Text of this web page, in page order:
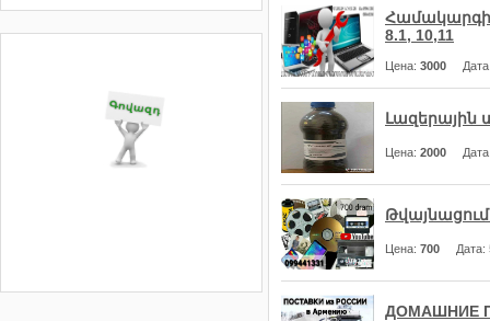
8.1, 10,11
Цена: 3000 Дата
Լազերային
Цена: 2000 Дата
Цена: 700 Дата:
ДОМАШНИЕ